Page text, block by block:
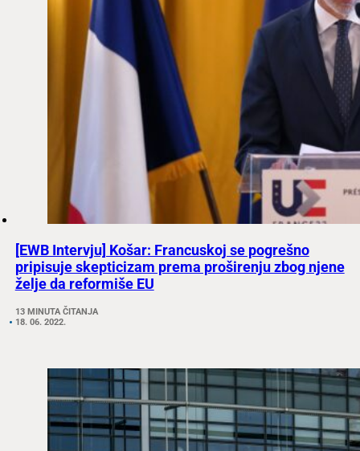
[EWB Intervju] Košar: Francuskoj se pogrešno
pripisuje skepticizam prema proširenju zbog njene
želje da reformiše EU
13 MINUTA ČITANJA
18. 06. 2022.